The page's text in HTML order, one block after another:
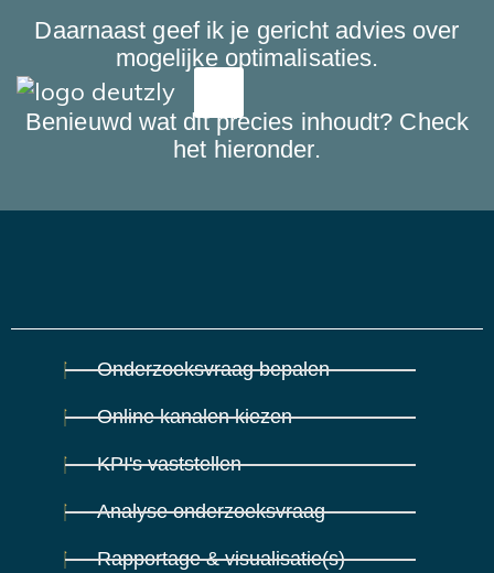
Daarnaast geef ik je gericht advies over
mogelijke optimalisaties.
Benieuwd wat dit precies inhoudt? Check
het hieronder.
Onderzoeksvraag bepalen
Online kanalen kiezen
KPI's vaststellen
Analyse onderzoeksvraag
Rapportage & visualisatie(s)